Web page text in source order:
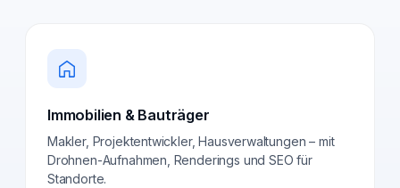
Immobilien & Bauträger
Makler, Projektentwickler, Hausverwaltungen – mit
Drohnen-Aufnahmen, Renderings und SEO für
Standorte.